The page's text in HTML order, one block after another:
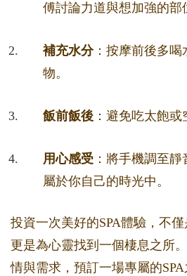
傅討論力道與想加強的部
補充水分：按摩前後多喝
物。
飯前飯後 ：避免吃太飽或
用心感受 ：將手機調至
屬於你自己的時光中。
投資一次美好的SPA體驗，不
更是為心靈找到一個棲息之所
情與需求，預訂一場專屬的